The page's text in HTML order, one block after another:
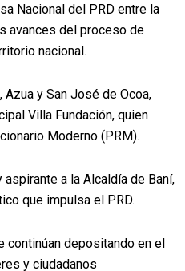
Nacional del PRD entre la
avances del proceso de
nacional.
y San José de Ocoa,
Villa Fundación, quien
Moderno (PRM).
a la Alcaldía de Baní,
que impulsa el PRD.
continúan depositando en el
y ciudadanos